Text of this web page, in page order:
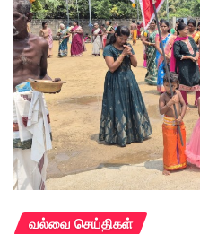
வல்வை செய்திகள்